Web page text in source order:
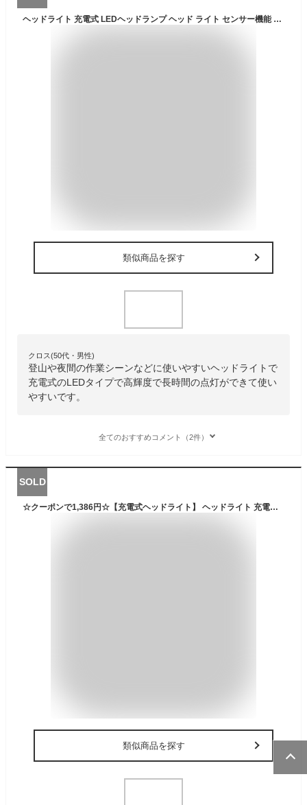
ヘッドライト 充電式 LEDヘッドランプ ヘッド ライト センサー機能 高輝度 3モード 明るい ヘッドランプ ledヘッドライト USB充電式 防水 電池残量表示 アウトドア キャンプ 登山 防災 サイクリング ハイキング 小型 軽量 懐中電灯
類似商品を探す
クロス(50代・男性)
登山や夜間の作業シーンなどに使いやすいヘッドライトで
充電式のLEDタイプで高輝度で長時間の点灯ができて使い
やすいです。
全てのおすすめコメント（2件）
SOLD
☆クーポンで1,386円☆【充電式ヘッドライト】 ヘッドライト 充電式 LEDヘッドランプ ヘッド ライト センサー機能 小型 軽量 防水 釣り 登山 アウトドア 作業灯 長時間 キャンプ サイクリング ハイキング 防災 夜釣り 非常時用 作業灯 母の日 ギフト
類似商品を探す